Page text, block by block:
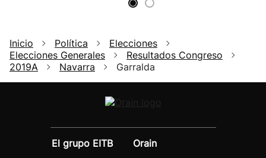
Inicio Política
Elecciones
Elecciones Generales
Resultados Congreso
2019A
Navarra Garralda
El grupo EITB
Orain